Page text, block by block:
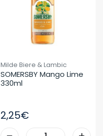
Milde Biere & Lambic
SOMERSBY Mango Lime
330ml
2,25€